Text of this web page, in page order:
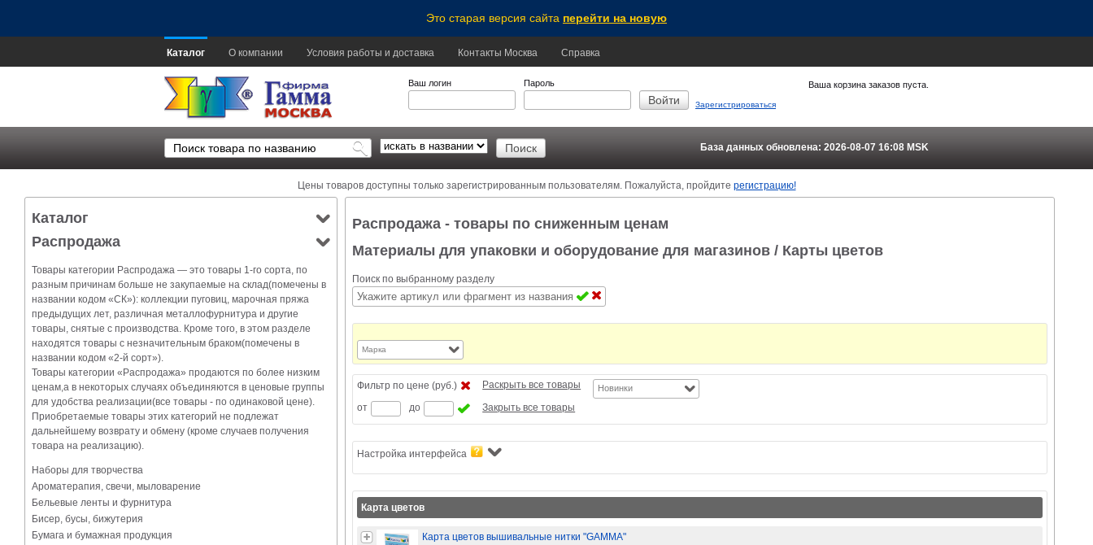
Это старая версия сайта перейти на новую
Каталог О компании Условия работы и доставка Контакты Москва Справка
Ваш логин Пароль
Зарегистрироваться
Ваша корзина заказов пуста.
База данных обновлена: 2026-08-07 16:08 MSK
Цены товаров доступны только зарегистрированным пользователям. Пожалуйста, пройдите регистрацию!
Каталог
Распродажа
Товары категории Распродажа — это товары 1-го сорта, по
разным причинам больше не закупаемые на склад(помечены в
названии кодом «СК»): коллекции пуговиц, марочная пряжа
предыдущих лет, различная металлофурнитура и другие
товары, снятые с производства. Кроме того, в этом разделе
находятся товары с незначительным браком(помечены в
названии кодом «2-й сорт»).
Товары категории «Распродажа» продаются по более низким
ценам,а в некоторых случаях объединяются в ценовые группы
для удобства реализации(все товары - по одинаковой цене).
Приобретаемые товары этих категорий не подлежат
дальнейшему возврату и обмену (кроме случаев получения
товара на реализацию).
Наборы для творчества
Ароматерапия, свечи, мыловарение
Бельевые ленты и фурнитура
Бисер, бусы, бижутерия
Бумага и бумажная продукция
Распродажа - товары по сниженным ценам
Материалы для упаковки и оборудование для магазинов / Карты цветов
Поиск по выбранному разделу
Марка
Фильтр по цене (руб.)
от
до
Раскрыть все товары
Закрыть все товары
Новинки
Настройка интерфейса
Карта цветов
Карта цветов вышивальные нитки "GAMMA"